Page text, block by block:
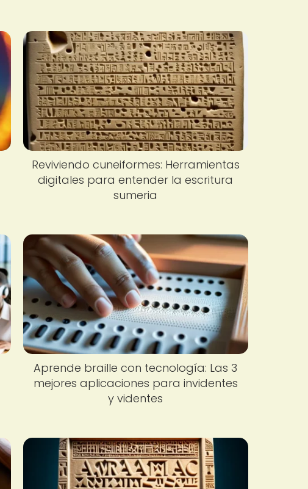
Reviviendo cuneiformes: Herramientas
digitales para entender la escritura
sumeria
Aprende braille con tecnología: Las 3
mejores aplicaciones para invidentes
y videntes